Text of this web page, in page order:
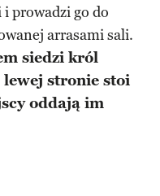
prowadzi go do
arrasami sali.
siedzi król
stronie stoi
oddają im